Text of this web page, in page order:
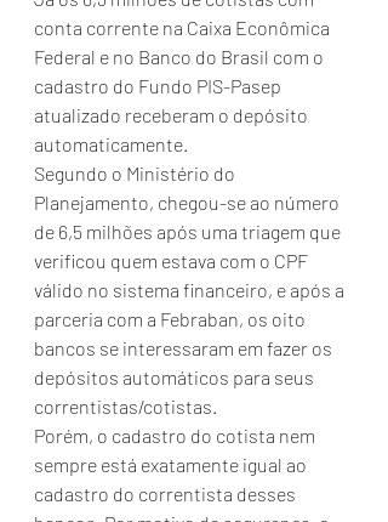
conta corrente na Caixa Econômica
Federal e no Banco do Brasil com o
cadastro do Fundo PIS-Pasep
atualizado receberam o depósito
automaticamente.
Segundo o Ministério do
Planejamento, chegou-se ao número
de 6,5 milhões após uma triagem que
verificou quem estava com o CPF
válido no sistema financeiro, e após a
parceria com a Febraban, os oito
bancos se interessaram em fazer os
depósitos automáticos para seus
correntistas/cotistas.
Porém, o cadastro do cotista nem
sempre está exatamente igual ao
cadastro do correntista desses